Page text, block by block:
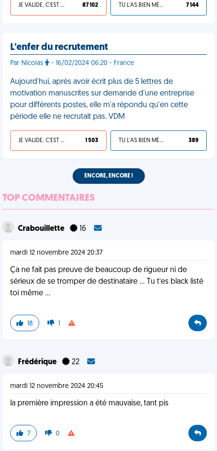
JE VALIDE, C'EST UNE VDM 87 102 TU L'AS BIEN MÉRITÉ 7 144
L'enfer du recrutement
Par Nicolas - 16/02/2024 06:20 - France
Aujourd'hui, après avoir écrit plus de 5 lettres de
motivation manuscrites sur demande d'une entreprise
pour différents postes, elle m'a répondu qu'en cette
période elle ne recrutait pas. VDM
JE VALIDE, C'EST UNE VDM 1 503 TU L'AS BIEN MÉRITÉ 389
ENCORE, ENCORE !
TOP COMMENTAIRES
Crabouillette 16
mardi 12 novembre 2024 20:37
Ça ne fait pas preuve de beaucoup de rigueur ni de
sérieux de se tromper de destinataire … Tu t’es black listé
toi même …
18 1
Frédérique 22
mardi 12 novembre 2024 20:45
la première impression a été mauvaise, tant pis
7 0